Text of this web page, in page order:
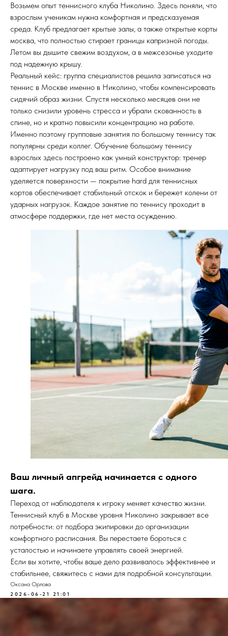
Возьмем опыт теннисного клуба Николино. Здесь поняли, что
взрослым ученикам нужна комфортная и предсказуемая
среда. Клуб предлагает крытые залы, а также открытые корты
москва, что полностью стирает границы капризной погоды.
Летом вы дышите свежим воздухом, а в межсезонье уходите
под надежную крышу.
Реальный кейс: группа специалистов решила записаться на
теннис в Москве именно в Николино, чтобы компенсировать
сидячий образ жизни. Спустя несколько месяцев они не
только снизили уровень стресса и убрали скованность в
спине, но и кратно повысили концентрацию на работе.
Именно поэтому групповые занятия по большому теннису так
популярны среди коллег. Обучение большому теннису
взрослых здесь построено как умный конструктор: тренер
адаптирует нагрузку под ваш ритм. Особое внимание
уделяется поверхности — покрытие hard для теннисных
кортов обеспечивает стабильный отскок и бережет колени от
ударных нагрузок. Каждое занятие по теннису проходит в
атмосфере поддержки, где нет места осуждению.
Ваш личный апгрейд начинается с одного
шага.
Переход от наблюдателя к игроку меняет качество жизни.
Теннисный клуб в Москве уровня Николино закрывает все
потребности: от подбора экипировки до организации
комфортного расписания. Вы перестаете бороться с
усталостью и начинаете управлять своей энергией.
Если вы хотите, чтобы ваше дело развивалось эффективнее и
стабильнее, свяжитесь с нами для подробной консультации.
Оксана Орлова
2026-06-21 21:01